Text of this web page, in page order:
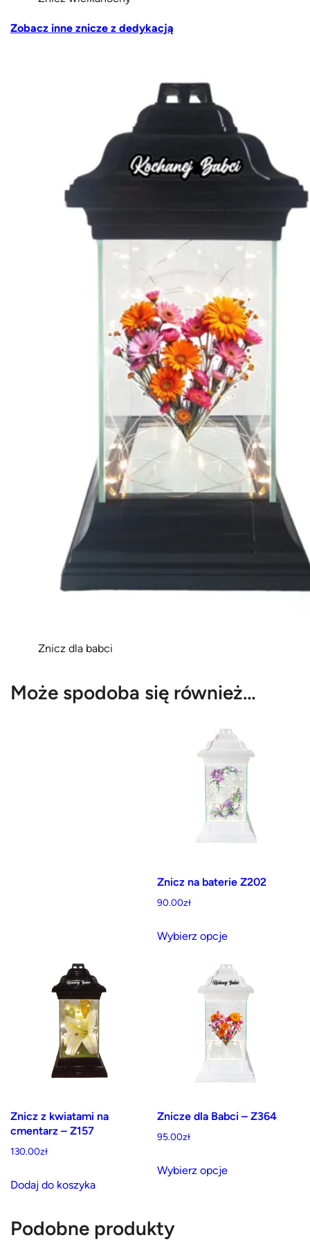
Zobacz inne znicze z dedykacją
Znicz dla babci
Może spodoba się również…
Znicz na baterie Z202
90.00zł
Wybierz opcje
ma
wiele
wariantów.
Opcje
można
wybrać
produktu
Znicz z kwiatami na
cmentarz – Z157
130.00zł
Dodaj do koszyka
Znicze dla Babci – Z364
95.00zł
Wybierz opcje
Podobne produkty